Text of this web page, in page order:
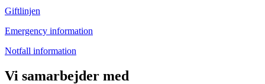
Giftlinjen
Emergency information
Notfall information
Vi samarbejder med